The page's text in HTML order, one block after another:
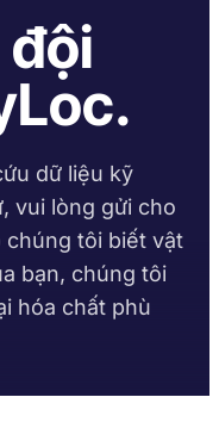
KÍN & KHÓA CHẶT
6221
Bịt Kín Polyurethane
6292
Bịt Kín Polyurethane
MS Polymer
22
TẢI & HÀNG HẢI
xe buýt và xe tải
trường phụ tùng ô tô
hải và du thuyền
nền vật liệu
dẫn thời gian đóng
dẫn nhiệt độ sử
đội
dữ liệu kỹ
vui lòng gửi cho
chúng tôi biết vật
bạn, chúng tôi
hóa chất phù